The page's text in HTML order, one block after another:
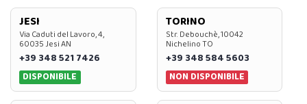
JESI
Via Caduti del Lavoro, 4,
60035 Jesi AN
+39 348 521 7426
DISPONIBILE
TORINO
Str. Debouchè, 10042
Nichelino TO
+39 348 584 5603
NON DISPONIBILE